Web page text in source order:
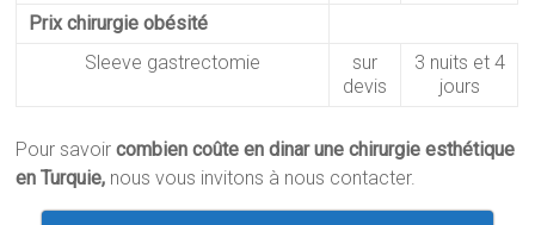
Prix chirurgie obésité
Sleeve gastrectomie
sur
devis
3 nuits et 4
jours
Pour savoircombien coûte en dinar une chirurgie esthétique
en Turquie, nous vous invitons à nous contacter.